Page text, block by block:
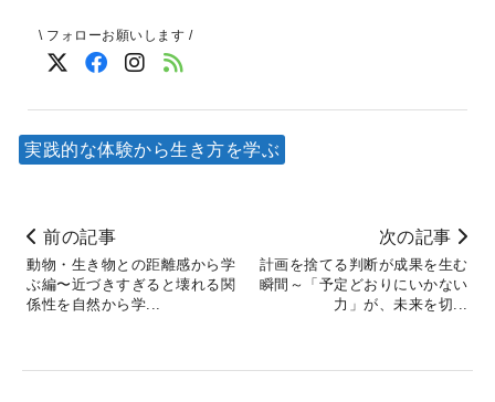
\ フォローお願いします /
実践的な体験から生き方を学ぶ
前の記事
動物・生き物との距離感から学
ぶ編〜近づきすぎると壊れる関
係性を自然から学...
次の記事
計画を捨てる判断が成果を生む
瞬間～「予定どおりにいかない
力」が、未来を切...